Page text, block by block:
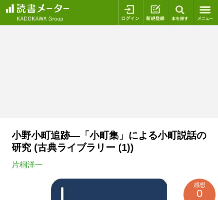
ログイン 新規登録
小野小町追跡―「小町集」による小町説話の
研究 (古典ライブラリー (1))
片桐洋一
感想
0